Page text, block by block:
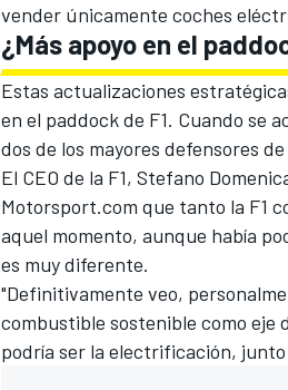
vender únicamente coches
¿Más apoyo en el
Estas actualizaciones
en el paddock de F1. Cuando se
dos de los mayores defensores
El CEO de la F1, Stefano
Motorsport.com que tanto la F1
aquel momento, aunque había
es muy diferente.
"Definitivamente veo,
combustible sostenible como
podría ser la electrificación,